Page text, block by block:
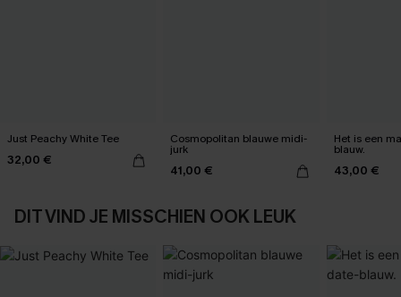
Just Peachy White Tee
32,00 €
Cosmopolitan blauwe midi-
jurk
41,00 €
Het is een
blauw.
43,00 €
DIT VIND JE MISSCHIEN OOK LEUK